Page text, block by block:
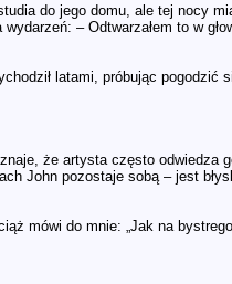
Beatlesów
19 paĽJames
18 paĽ
Chrissie
14 paĽ Czego
14 paĽ „Power to
do jego domu, ale tej nocy
– Odtwarzałem to w
latami, próbując pogodzić
że artysta często odwiedza
John pozostaje sobą – jest
mówi do mnie: „Jak na